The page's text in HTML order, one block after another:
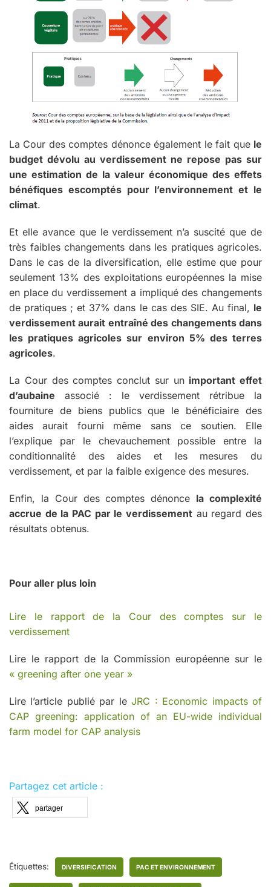
La Cour des comptes dénonce également le fait que le
budget dévolu au verdissement ne repose pas sur
une estimation de la valeur économique des effets
bénéfiques escomptés pour l’environnement et le
climat.
Et elle avance que le verdissement n’a suscité que de
très faibles changements dans les pratiques agricoles.
Dans le cas de la diversification, elle estime que pour
seulement 13% des exploitations européennes la mise
en place du verdissement a impliqué des changements
de pratiques ; et 37% dans le cas des SIE. Au final, le
verdissement aurait entraîné des changements dans
les pratiques agricoles sur environ 5% des terres
agricoles.
La Cour des comptes conclut sur un important effet
d’aubaine associé : le verdissement rétribue la
fourniture de biens publics que le bénéficiaire des
aides aurait fourni même sans ce soutien. Elle
l’explique par le chevauchement possible entre la
conditionnalité des aides et les mesures du
verdissement, et par la faible exigence des mesures.
Enfin, la Cour des comptes dénonce la complexité
accrue de la PAC par le verdissement au regard des
résultats obtenus.
Pour aller plus loin
Lire le rapport de la Cour des comptes sur le
verdissement
Lire le rapport de la Commission européenne sur le
« greening after one year »
Lire l’article publié par leJRC : Economic impacts of
CAP greening: application of an EU-wide individual
farm model for CAP analysis
Partagez cet article :
partager
Étiquettes: DIVERSIFICATION PAC ET ENVIRONNEMENT